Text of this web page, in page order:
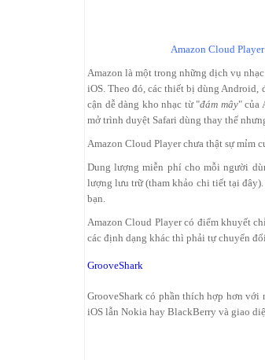
Amazon Cloud
Amazon là một trong những dịch vụ
iOS. Theo đó, các thiết bị dùng Android,
cận dễ dàng kho nhạc từ "đám mây" của
mở trình duyệt Safari dùng thay thế
Amazon Cloud Player chưa thật sự mỉm
Dung lượng miễn phí cho mỗi người
lượng lưu trữ (tham khảo chi tiết tại
bạn.
Amazon Cloud Player có điểm khuyết
các định dạng khác thì phải tự chuyển
GrooveShark
GrooveShark có phần thích hợp hơn
iOS lẫn Nokia hay BlackBerry và giao